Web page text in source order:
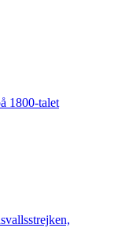
1800-talet